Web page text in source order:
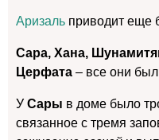
Аризаль приводит еще
Сара, Хана,
Церфата – все они
У Сары в доме было
связанное с тремя